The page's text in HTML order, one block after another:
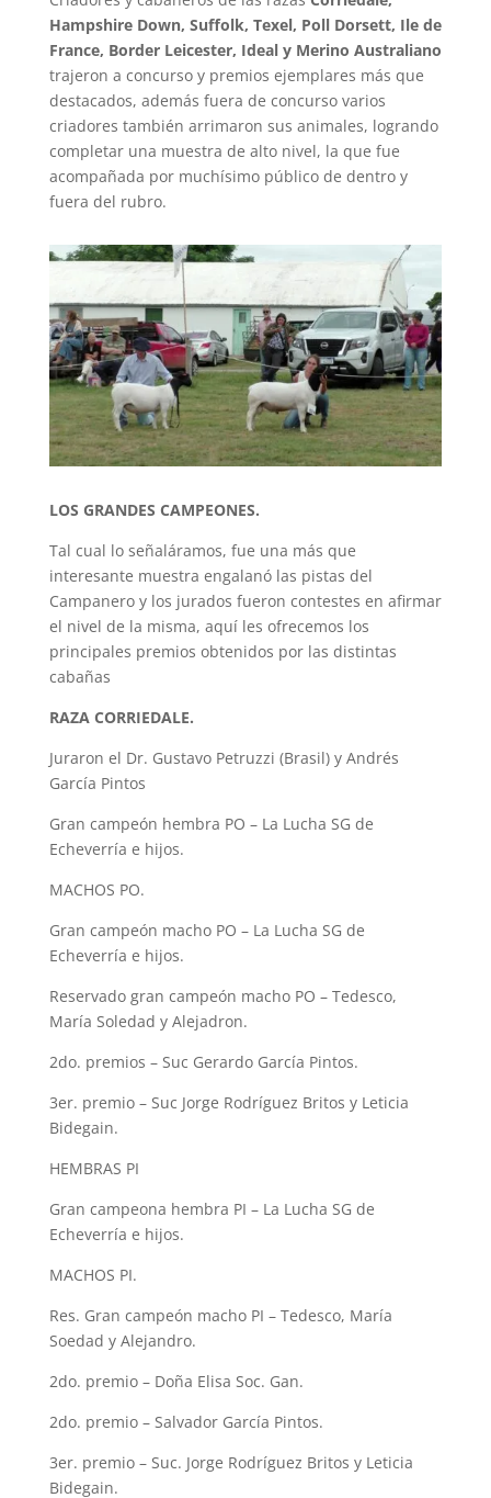
Hampshire Down, Suffolk, Texel, Poll Dorsett, Ile de
France, Border Leicester, Ideal y Merino Australiano
trajeron a concurso y premios ejemplares más que
destacados, además fuera de concurso varios
criadores también arrimaron sus animales, logrando
completar una muestra de alto nivel, la que fue
acompañada por muchísimo público de dentro y
fuera del rubro.
LOS GRANDES CAMPEONES.
Tal cual lo señaláramos, fue una más que
interesante muestra engalanó las pistas del
Campanero y los jurados fueron contestes en afirmar
el nivel de la misma, aquí les ofrecemos los
principales premios obtenidos por las distintas
cabañas
RAZA CORRIEDALE.
Juraron el Dr. Gustavo Petruzzi (Brasil) y Andrés
García Pintos
Gran campeón hembra PO – La Lucha SG de
Echeverría e hijos.
MACHOS PO.
Gran campeón macho PO – La Lucha SG de
Echeverría e hijos.
Reservado gran campeón macho PO – Tedesco,
María Soledad y Alejadron.
2do. premios – Suc Gerardo García Pintos.
3er. premio – Suc Jorge Rodríguez Britos y Leticia
Bidegain.
HEMBRAS PI
Gran campeona hembra PI – La Lucha SG de
Echeverría e hijos.
MACHOS PI.
Res. Gran campeón macho PI – Tedesco, María
Soedad y Alejandro.
2do. premio – Doña Elisa Soc. Gan.
2do. premio – Salvador García Pintos.
3er. premio – Suc. Jorge Rodríguez Britos y Leticia
Bidegain.